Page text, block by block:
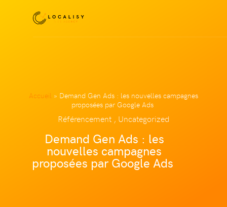
Accueil » Demand Gen Ads : les nouvelles campagnes
proposées par Google Ads
Référencement , Uncategorized
Demand Gen Ads : les
nouvelles campagnes
proposées par Google Ads